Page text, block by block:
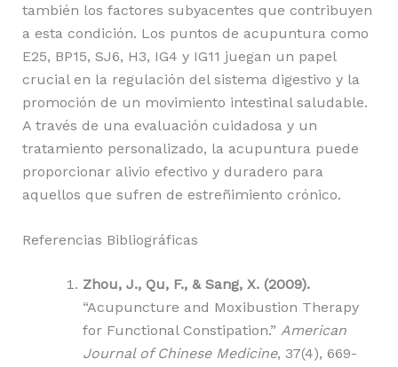
también los factores subyacentes que contribuyen
a esta condición. Los puntos de acupuntura como
E25, BP15, SJ6, H3, IG4 y IG11 juegan un papel
crucial en la regulación del sistema digestivo y la
promoción de un movimiento intestinal saludable.
A través de una evaluación cuidadosa y un
tratamiento personalizado, la acupuntura puede
proporcionar alivio efectivo y duradero para
aquellos que sufren de estreñimiento crónico.
Referencias Bibliográficas
Zhou, J., Qu, F., & Sang, X. (2009).
“Acupuncture and Moxibustion Therapy
for Functional Constipation.” American
Journal of Chinese Medicine, 37(4), 669-